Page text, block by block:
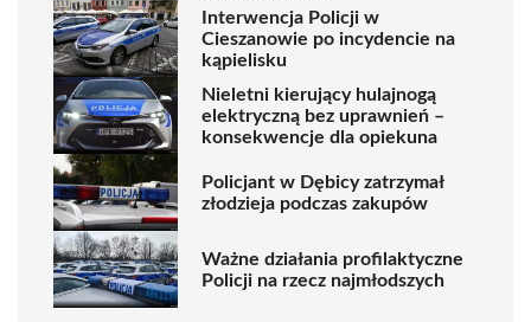
Interwencja Policji w
Cieszanowie po incydencie na
kąpielisku
Nieletni kierujący hulajnogą
elektryczną bez uprawnień –
konsekwencje dla opiekuna
Policjant w Dębicy zatrzymał
złodzieja podczas zakupów
Ważne działania profilaktyczne
Policji na rzecz najmłodszych